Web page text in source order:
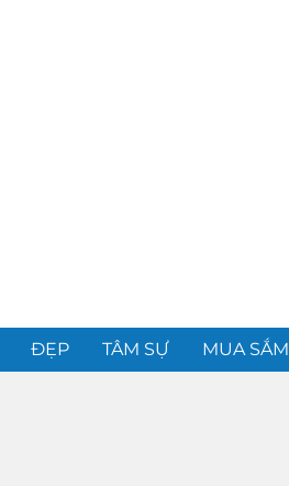
ĐẸP TÂM SỰ MUA SẮM